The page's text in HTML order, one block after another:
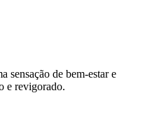
sensação de bem-estar e
e revigorado.